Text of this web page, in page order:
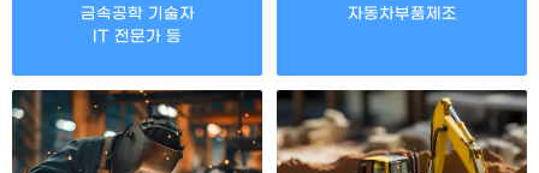
금속공학 기술자
IT 전문가 등
자동차부품제조